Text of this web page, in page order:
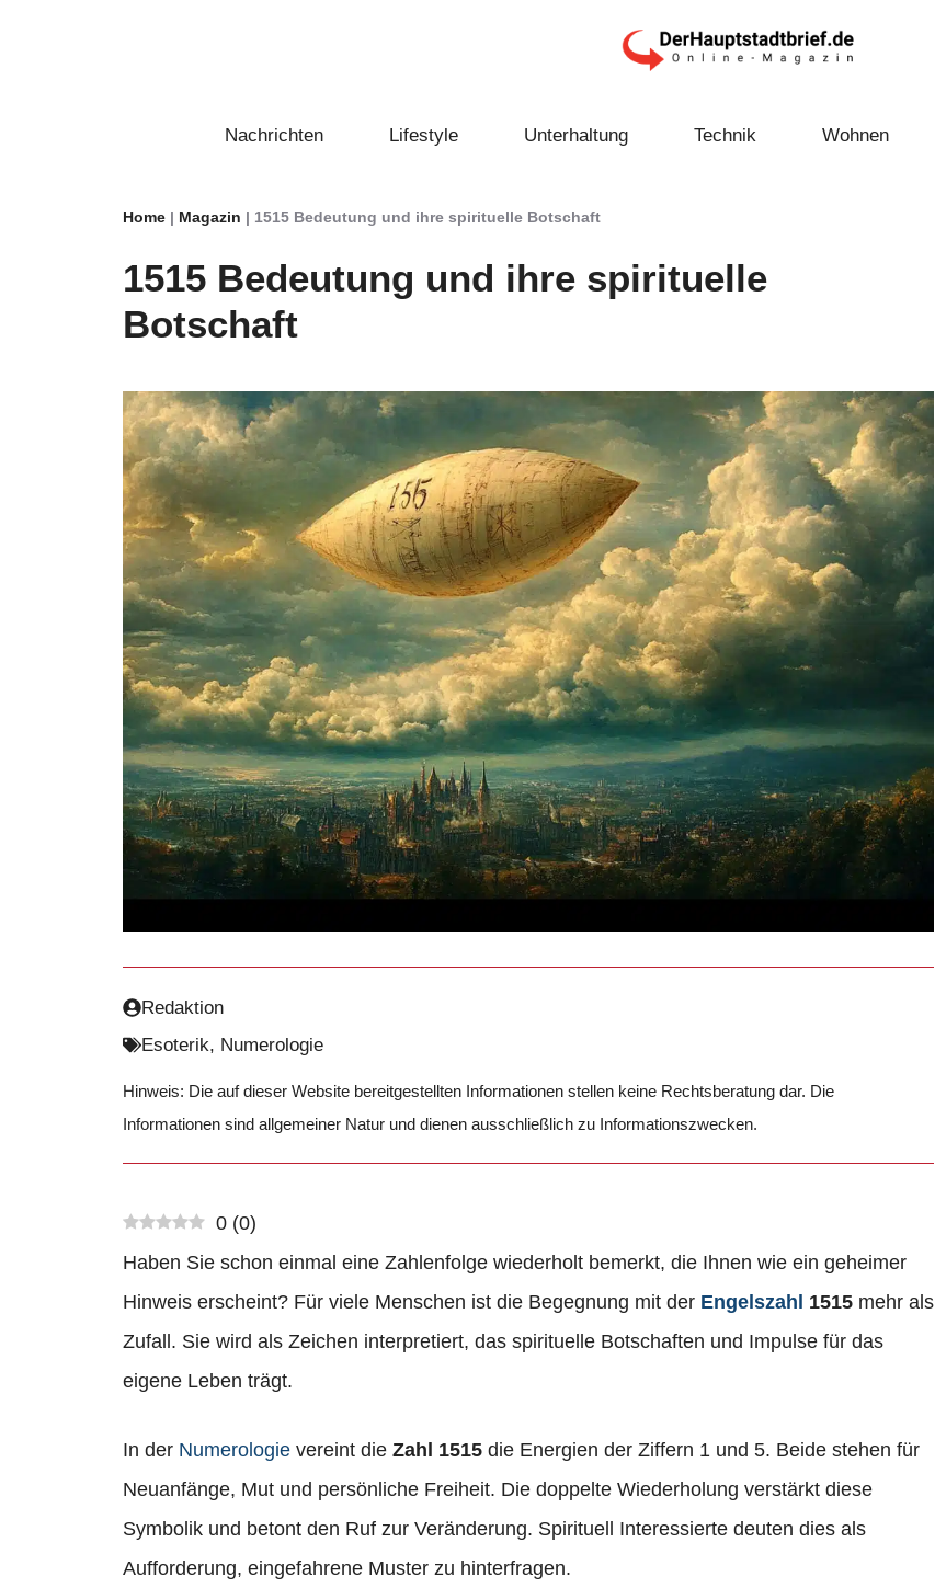
Nachrichten Lifestyle Unterhaltung Technik Wohnen
Home | Magazin | 1515 Bedeutung und ihre spirituelle Botschaft
1515 Bedeutung und ihre spirituelle
Botschaft
Redaktion
Esoterik, Numerologie
Hinweis: Die auf dieser Website bereitgestellten Informationen stellen keine Rechtsberatung dar. Die
Informationen sind allgemeiner Natur und dienen ausschließlich zu Informationszwecken.
0 (0)
Haben Sie schon einmal eine Zahlenfolge wiederholt bemerkt, die Ihnen wie ein geheimer
Hinweis erscheint? Für viele Menschen ist die Begegnung mit der Engelszahl 1515 mehr als
Zufall. Sie wird als Zeichen interpretiert, das spirituelle Botschaften und Impulse für das
eigene Leben trägt.
In der Numerologie vereint die Zahl 1515 die Energien der Ziffern 1 und 5. Beide stehen für
Neuanfänge, Mut und persönliche Freiheit. Die doppelte Wiederholung verstärkt diese
Symbolik und betont den Ruf zur Veränderung. Spirituell Interessierte deuten dies als
Aufforderung, eingefahrene Muster zu hinterfragen.